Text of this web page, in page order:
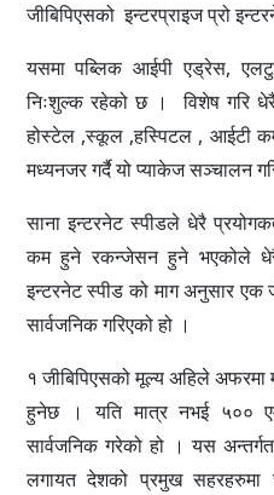
जीबिपिएसको इन्टरप्राइज प्रो
यसमा पब्लिक आईपी एड्रेस, एलटु
निःशुल्क रहेको छ । विशेष गरि
होस्टेल ,स्कूल ,हस्पिटल , आईटी
मध्यनजर गर्दै यो प्याकेज सञ्चालन
साना इन्टरनेट स्पीडले धेरै
कम हुने रकन्जेसन हुने भएकोले धेरै
इन्टरनेट स्पीड को माग अनुसार एक
सार्वजनिक गरिएको हो ।
१ जीबिपिएसको मूल्य अहिले
हुनेछ । यति मात्र नभई ५००
सार्वजनिक गरेको हो । यस
लगायत देशको प्रमुख